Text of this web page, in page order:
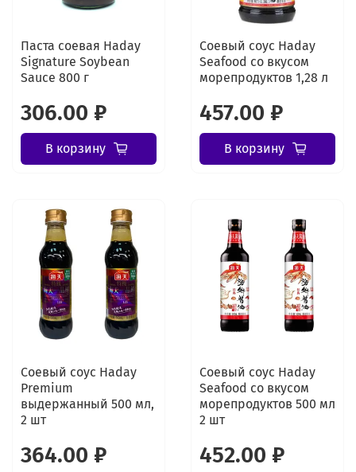
Паста соевая Haday
Signature Soybean
Sauce 800 г
306.00 ₽
В корзину
Соевый соус Haday
Seafood со вкусом
морепродуктов 1,28 л
457.00 ₽
В корзину
Соевый соус Haday
Premium
выдержанный 500 мл,
2 шт
364.00 ₽
Соевый соус Haday
Seafood со вкусом
морепродуктов 500 мл
2 шт
452.00 ₽